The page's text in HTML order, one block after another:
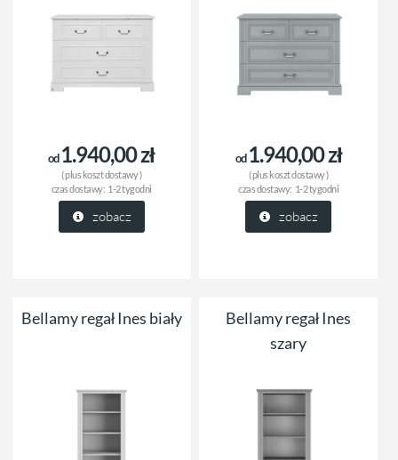
od1.940,00 zł
( plus koszt dostawy)
czas dostawy: 1-2 tygodni
zobacz
od1.940,00 zł
( plus koszt dostawy)
czas dostawy: 1-2 tygodni
zobacz
Bellamy regał Ines biały
Bellamy regał Ines
szary